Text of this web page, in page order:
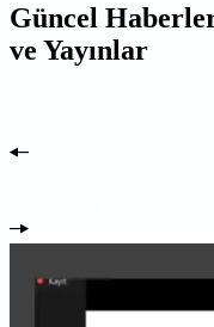
Güncel
ve Yayınlar